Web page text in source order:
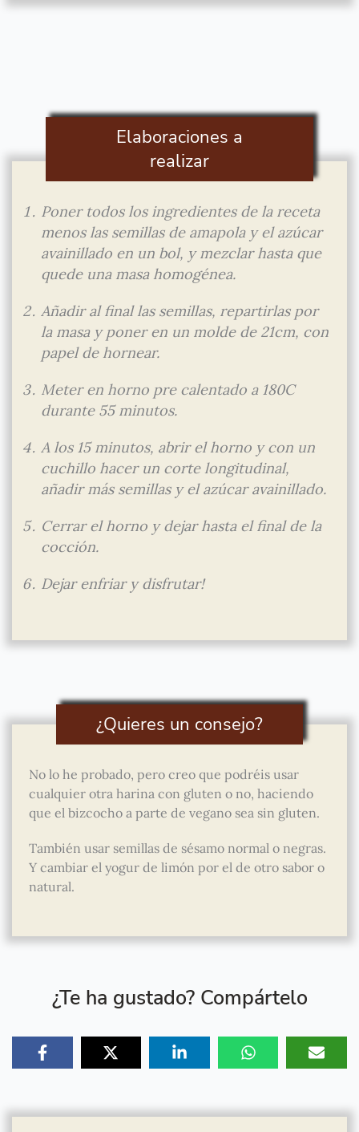
Elaboraciones a
realizar
Poner todos los ingredientes de la receta
menos las semillas de amapola y el azúcar
avainillado en un bol, y mezclar hasta que
quede una masa homogénea.
Añadir al final las semillas, repartirlas por
la masa y poner en un molde de 21cm, con
papel de hornear.
Meter en horno pre calentado a 180C
durante 55 minutos.
A los 15 minutos, abrir el horno y con un
cuchillo hacer un corte longitudinal,
añadir más semillas y el azúcar avainillado.
Cerrar el horno y dejar hasta el final de la
cocción.
Dejar enfriar y disfrutar!
¿Quieres un consejo?
No lo he probado, pero creo que podréis usar
cualquier otra harina con gluten o no, haciendo
que el bizcocho a parte de vegano sea sin gluten.
También usar semillas de sésamo normal o negras.
Y cambiar el yogur de limón por el de otro sabor o
natural.
¿Te ha gustado? Compártelo